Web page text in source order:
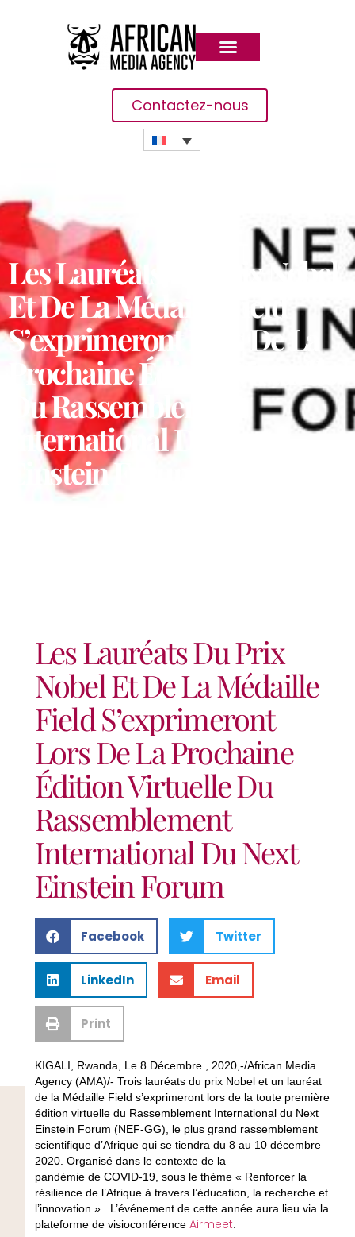
Contactez-nous
Les Lauréats Du Prix Nobel
Et De La Médaille Field
S’exprimeront Lors De La
Prochaine Édition Virtuelle
Du Rassemblement
International Du Next
Einstein Forum
Les Lauréats Du Prix
Nobel Et De La Médaille
Field S’exprimeront
Lors De La Prochaine
Édition Virtuelle Du
Rassemblement
International Du Next
Einstein Forum
Facebook Twitter
LinkedIn Email
Print
KIGALI, Rwanda, Le 8 Décembre , 2020,-/African Media
Agency (AMA)/- Trois lauréats du prix Nobel et un lauréat
de la Médaille Field s’exprimeront lors de la toute première
édition virtuelle du Rassemblement International du Next
Einstein Forum (NEF-GG), le plus grand rassemblement
scientifique d’Afrique qui se tiendra du 8 au 10 décembre
2020. Organisé dans le contexte de la
pandémie de COVID-19, sous le thème « Renforcer la
résilience de l’Afrique à travers l’éducation, la recherche et
l’innovation » . L’événement de cette année aura lieu via la
plateforme de visioconférence Airmeet